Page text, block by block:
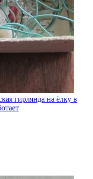
гирлянда на ёлку в